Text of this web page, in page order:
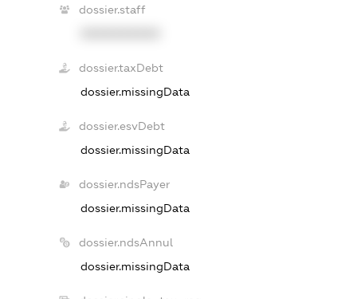
dossier.staff
dossier.taxDebt
dossier.missingData
dossier.esvDebt
dossier.missingData
dossier.ndsPayer
dossier.missingData
dossier.ndsAnnul
dossier.missingData